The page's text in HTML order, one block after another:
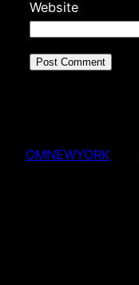
Website
OMNEWYORK